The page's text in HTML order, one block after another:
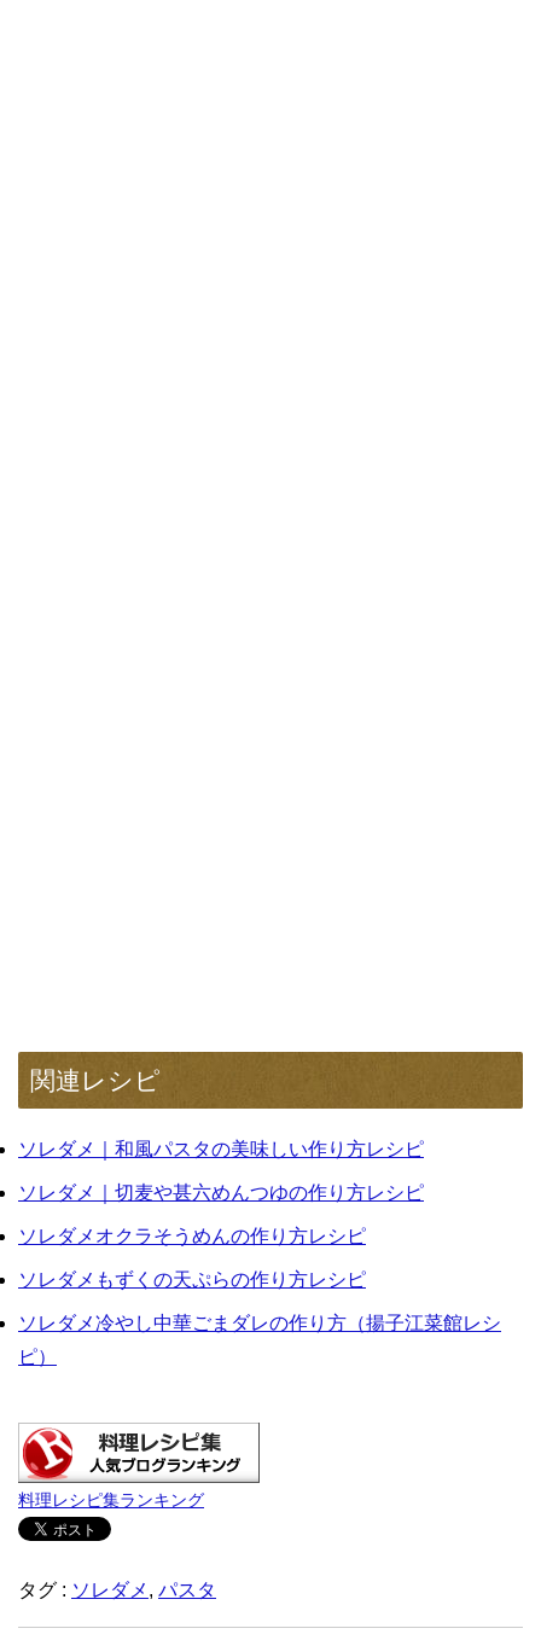
関連レシピ
ソレダメ｜和風パスタの美味しい作り方レシピ
ソレダメ｜切麦や甚六めんつゆの作り方レシピ
ソレダメオクラそうめんの作り方レシピ
ソレダメもずくの天ぷらの作り方レシピ
ソレダメ冷やし中華ごまダレの作り方（揚子江菜館レシ
ピ）
料理レシピ集ランキング
タグ : ソレダメ , パスタ